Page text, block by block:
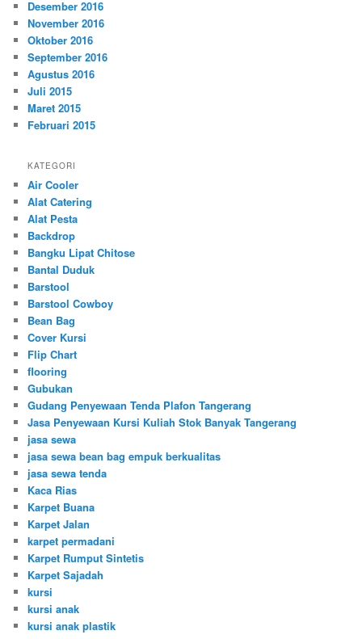
Desember 2016
November 2016
Oktober 2016
September 2016
Agustus 2016
Juli 2015
Maret 2015
Februari 2015
KATEGORI
Air Cooler
Alat Catering
Alat Pesta
Backdrop
Bangku Lipat Chitose
Bantal Duduk
Barstool
Barstool Cowboy
Bean Bag
Cover Kursi
Flip Chart
flooring
Gubukan
Gudang Penyewaan Tenda Plafon Tangerang
Jasa Penyewaan Kursi Kuliah Stok Banyak Tangerang
jasa sewa
jasa sewa bean bag empuk berkualitas
jasa sewa tenda
Kaca Rias
Karpet Buana
Karpet Jalan
karpet permadani
Karpet Rumput Sintetis
Karpet Sajadah
kursi
kursi anak
kursi anak plastik